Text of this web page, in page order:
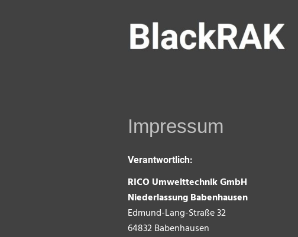
Impressum
Verantwortlich:
RICO Umwelttechnik GmbH
Niederlassung Babenhausen
Edmund-Lang-Straße 32
64832 Babenhausen